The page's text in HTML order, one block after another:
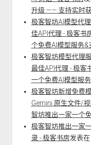
升级 —— 支持实时
极客智坊AI模型代
佳API代理 - 极客书
个免费AI模型服务&
极客智坊模型代理
最佳API代理 - 极客
一个免费AI模型服
极客智坊新增免费
Gemini 原生文件/
智坊推出一家一个
极客智坊推出一家
录 - 极客书房发表